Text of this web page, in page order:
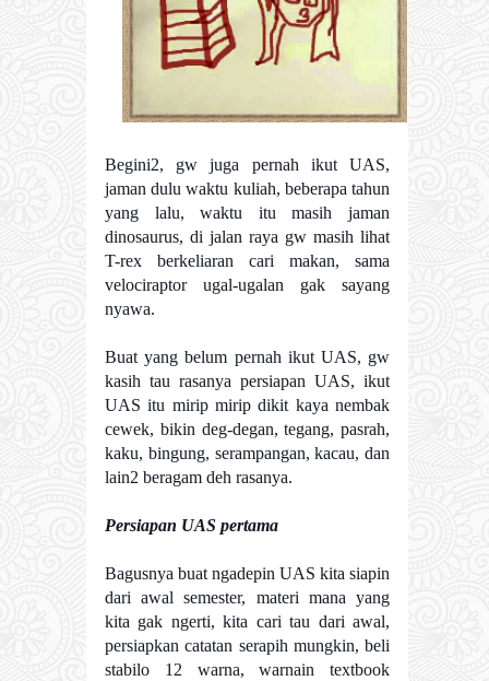
Begini2, gw juga pernah ikut UAS,
jaman dulu waktu kuliah, beberapa tahun
yang lalu, waktu itu masih jaman
dinosaurus, di jalan raya gw masih lihat
T-rex berkeliaran cari makan, sama
velociraptor ugal-ugalan gak sayang
nyawa.
Buat yang belum pernah ikut UAS, gw
kasih tau rasanya persiapan UAS, ikut
UAS itu mirip mirip dikit kaya nembak
cewek, bikin deg-degan, tegang, pasrah,
kaku, bingung, serampangan, kacau, dan
lain2 beragam deh rasanya.
Persiapan UAS pertama
Bagusnya buat ngadepin UAS kita siapin
dari awal semester, materi mana yang
kita gak ngerti, kita cari tau dari awal,
persiapkan catatan serapih mungkin, beli
stabilo 12 warna, warnain textbook